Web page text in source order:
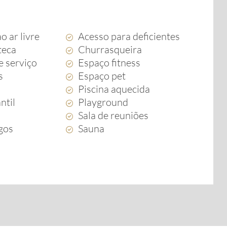
ar livre
Acesso para deficientes
Churrasqueira
serviço
Espaço fitness
Espaço pet
Piscina aquecida
Playground
Sala de reuniões
Sauna